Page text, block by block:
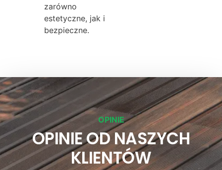
zarówno
estetyczne, jak i
bezpieczne.
OPINIE
OPINIE OD NASZYCH
KLIENTÓW